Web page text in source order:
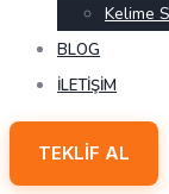
Kelime
BLOG
İLETIŞIM
TEKLIF AL